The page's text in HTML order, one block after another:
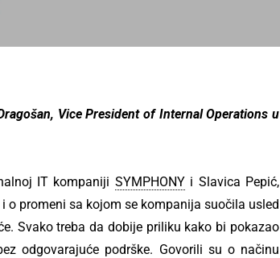
Vice President of Internal Operations u
IT kompaniji SYMPHONYi Slavica Pepić,
promeni sa kojom se kompanija suočila usled
Svako treba da dobije priliku kako bi pokazao
odgovarajuće podrške. Govorili su o načinu